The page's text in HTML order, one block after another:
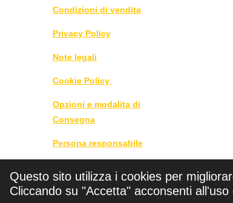
Questo sito utilizza i cookies per
Cliccando su "Accetta" acconsenti
Condizioni di vendita
Privacy Policy
Note legali
Cookie Policy
Opzioni e modalita di
Consegna
Persona responsabile
CLICCA QUI
©
2025 - 2026 Roby 1976